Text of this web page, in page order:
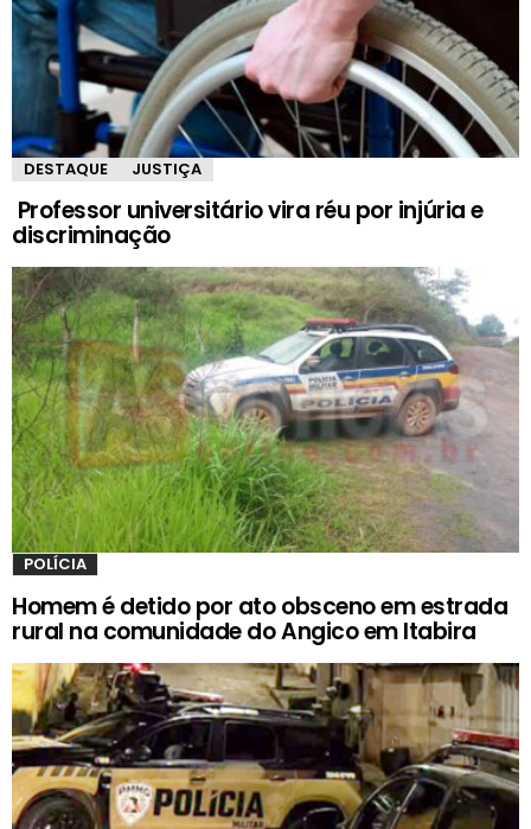
DESTAQUE JUSTIÇA
Professor universitário vira réu por injúria e
discriminação
POLÍCIA
Homem é detido por ato obsceno em estrada
rural na comunidade do Angico em Itabira